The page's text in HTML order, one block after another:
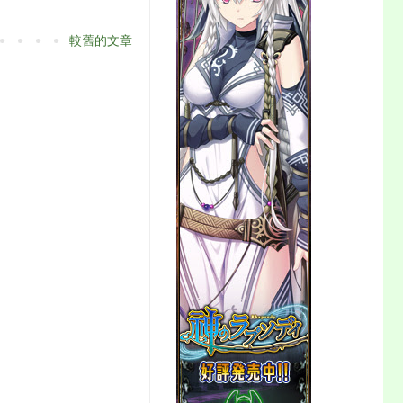
較舊的文章